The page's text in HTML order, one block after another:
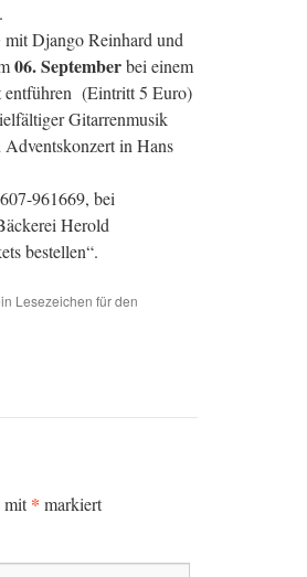
Django Reinhard und
06. Septemberbei einem
entführen (Eintritt 5 Euro)
Gitarrenmusik
in Hans
961669, bei
Herold
bestellen“.
Lesezeichen für den
mit* markiert